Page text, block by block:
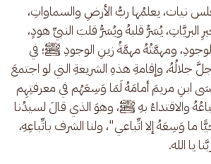
نيات، يعلمُها ربُّ الأرضِ والسماواتِ،
يُسَرُّ قلبهُ ويُسَرُّ قلبَ النبيِّ هودٍ،
ومهمَّتُهُ مهمَّةُ زينِ الوجودِ ﷺ؛ في
جلالُهُ، وإقامةِ هذهِ الشريعةِ التي لو اجتمعَ
ابنِ مريمَ أمامَهُ لَمَا وَسِعَهُم في معرفتِهِم
اتِّباعُهُ والاقتداءُ بهِ ﷺ، وهوَ الذي قالَ لسيدُنا
وَسِعَهُ إلا اتِّباعي"، ولنا الشرف باتِّباعِهِ،
يا الله.